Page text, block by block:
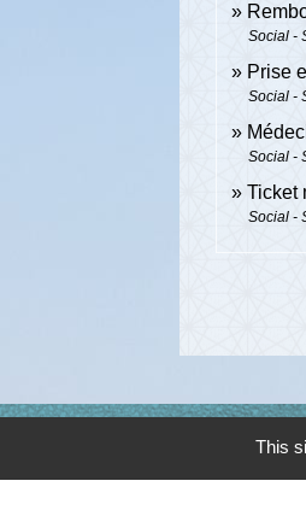
Social -
Prise
Social -
Social -
Ticket
Social -
This